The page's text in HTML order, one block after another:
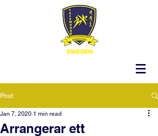
Post
Arrangerar ett
Jan 7, 2020 1 min read